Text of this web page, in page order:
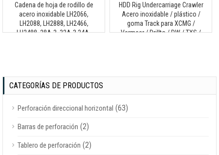
Cadena de hoja de rodillo de
acero inoxidable LH2066,
LH2088, LH2888, LH2466,
LH2488, 28A-3, 32A-3.24A-
HDD Rig Undercarriage Crawler
Acero inoxidable / plástico /
goma Track para XCMG /
Vermeer / Drillto / DW / TXS /
CATEGORÍAS DE PRODUCTOS
Perforación direccional horizontal (63)
Barras de perforación (2)
Tablero de perforación (2)